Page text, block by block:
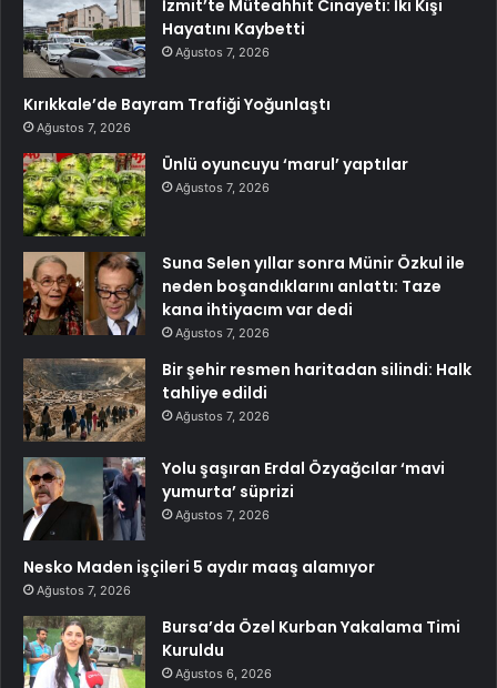
İzmit’te Müteahhit Cinayeti: İki Kişi
Hayatını Kaybetti
Ağustos 7, 2026
Kırıkkale’de Bayram Trafiği Yoğunlaştı
Ağustos 7, 2026
Ünlü oyuncuyu ‘marul’ yaptılar
Ağustos 7, 2026
Suna Selen yıllar sonra Münir Özkul ile
neden boşandıklarını anlattı: Taze
kana ihtiyacım var dedi
Ağustos 7, 2026
Bir şehir resmen haritadan silindi: Halk
tahliye edildi
Ağustos 7, 2026
Yolu şaşıran Erdal Özyağcılar ‘mavi
yumurta’ süprizi
Ağustos 7, 2026
Nesko Maden işçileri 5 aydır maaş alamıyor
Ağustos 7, 2026
Bursa’da Özel Kurban Yakalama Timi
Kuruldu
Ağustos 6, 2026